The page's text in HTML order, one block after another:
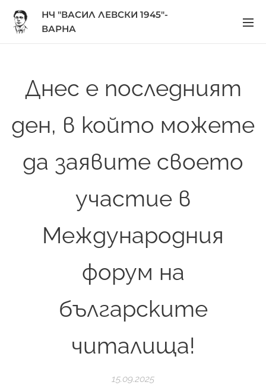
НЧ "ВАСИЛ ЛЕВСКИ 1945"-
ВАРНА
Днес е последният
ден, в който можете
да заявите своето
участие в
Международния
форум на
българските
читалища!
15.09.2025